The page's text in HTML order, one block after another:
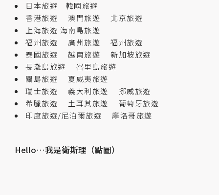
日本旅遊
韓國旅遊
香港旅遊
澳門旅遊
北京旅遊
上海旅遊 海南島旅遊
福州旅遊
廣州旅遊
福州旅遊
泰國旅遊
越南旅遊
新加坡旅遊
長灘島旅遊
峇里島旅遊
關島旅遊
夏威夷旅遊
瑞士旅遊
義大利旅遊
挪威旅遊
希臘旅遊
土耳其旅遊
葡萄牙旅遊
印度旅遊/尼泊爾旅遊
摩洛哥旅遊
Hello…我是衛斯理（點圖）